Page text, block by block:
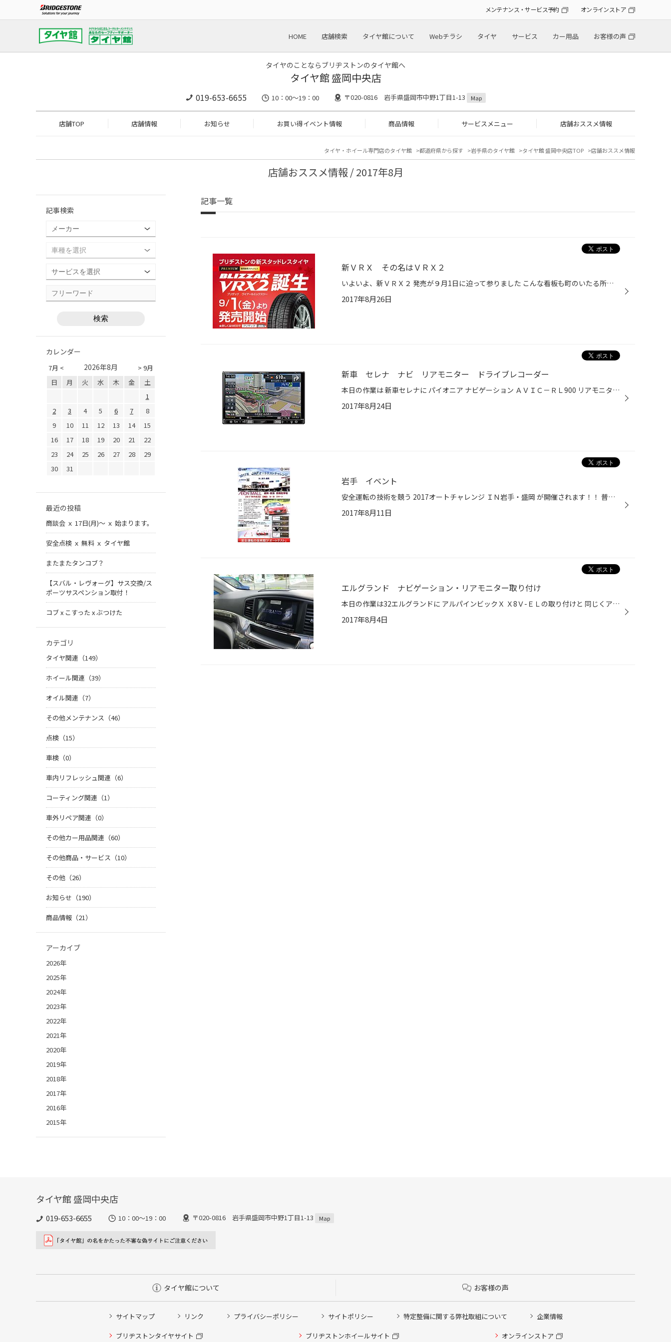
メンテナンス・サービス予約 オンラインストア
HOME 店舗検索 タイヤ館について Webチラシ タイヤ サービス カー用品 お客様の声
タイヤのことならブリヂストンのタイヤ館へ
タイヤ館 盛岡中央店
019-653-6655 10：00～19：00 〒020-0816 岩手県盛岡市中野1丁目1-13 Map
店舗TOP 店舗情報 お知らせ お買い得イベント情報 商品情報 サービスメニュー 店舗おススメ情報
タイヤ・ホイール専門店のタイヤ館 都道府県から探す 岩手県のタイヤ館 タイヤ館 盛岡中央店TOP 店舗おススメ情報
店舗おススメ情報 / 2017年8月
記事一覧
新ＶＲＸ その名はＶＲＸ２
いよいよ、新ＶＲＸ２ 発売が９月1日に迫って参りました こんな看板も町のいたる所で見かけたと思います 私たちタイヤ館のスタッフは一足先に 体験試乗してきました 場所は 横浜にありますスケートリンク 新横浜スケートセンター 普段は この様な風景ですが 今回は スケートリンクの中に車を乗り入...
2017年8月26日
新車 セレナ ナビ リアモニター ドライブレコーダー
本日の作業は 新車セレナに パイオニア ナビゲーション ＡＶＩＣ－ＲＬ900 リアモニター ＴＶＭ-ＦＷ1040-Ｂ ドライブレコーダー ＮＤ-ＤＶＲ1 純正のバックカメラを装着してますので そのまま使用します しかもアラウンドビューモニターなので、 お客様のバックも完全サポートします 装着写真です ...
2017年8月24日
岩手 イベント
安全運転の技術を競う 2017オートチャレンジ ＩＮ岩手・盛岡 が開催されます！！ 普通免許があれば どなたでも参加ＯＫ！ 今月29日まで受付中。 詳しくは こちら ↓ ↓ ↓ ↓ http://morioka-aeonmall.com/news/event/1125 【イオンモール盛岡ＨＰ 2017ＪＡＦオートテストチャレンジ】 岩手では初開催と...
2017年8月11日
エルグランド ナビゲーション・リアモニター取り付け
本日の作業は32エルグランドに アルパインビックＸ Ｘ8Ｖ-ＥＬの取り付けと 同じくアルパイン リアモニターの取り付けです 専用パネルを使用して、純正の質感を崩さない作りです ナビのサイドの隙間も均一で、取り付け後の微調整も必要の無い商品です 後席はお子様専用モニター エルグランドも新型...
2017年8月4日
記事検索
カレンダー
7月 < > 9月
2026年8月
日 月 火 水 木 金
土
1
2
3 4 5 6 7
8
9
10 11 12 13 14
15
16
17 18 19 20 21
22
23
24 25 26 27 28
29
30
31
最近の投稿
商談会 ｘ 17日(月)～ ｘ 始まります。
安全点検 ｘ 無料 ｘ タイヤ館
またまたタンコブ？
【スバル・レヴォーグ】サス交換/ス
ポーツサスペンション取付！
コブ x こすった x ぶつけた
カテゴリ
タイヤ関連（149）
ホイール関連（39）
オイル関連（7）
その他メンテナンス（46）
点検（15）
車検（0）
車内リフレッシュ関連（6）
コーティング関連（1）
車外リペア関連（0）
その他カー用品関連（60）
その他商品・サービス（10）
その他（26）
お知らせ（190）
商品情報（21）
アーカイブ
2026年
2025年
2024年
2023年
2022年
2021年
2020年
2019年
2018年
2017年
2016年
2015年
タイヤ館 盛岡中央店
019-653-6655 10：00～19：00 〒020-0816 岩手県盛岡市中野1丁目1-13 Map
タイヤ館について お客様の声
サイトマップ リンク プライバシーポリシー サイトポリシー 特定整備に関する弊社取組について 企業情報
ブリヂストンタイヤサイト ブリヂストンホイールサイト オンラインストア
タイヤ点検・安全点検/タイヤ履き替え/オイル交換/その他ピット作業の予約